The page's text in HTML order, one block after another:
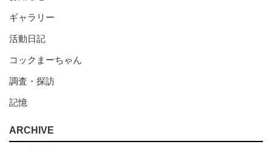
ギャラリー
活動日記
コックまーちゃん
調査・探訪
記憶
ARCHIVE